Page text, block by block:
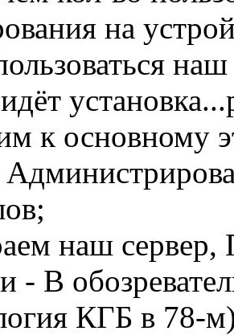
на
к основному
наш
- В
КГБ в 78-